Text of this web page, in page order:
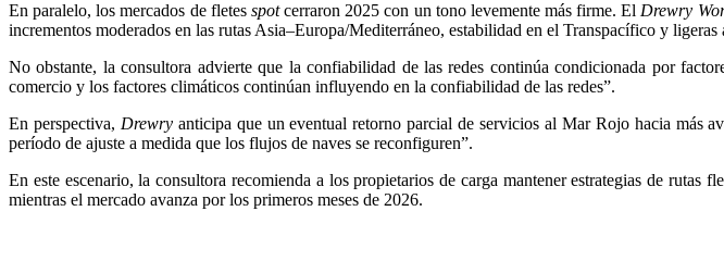
En paralelo, los mercados de fletes spotcerraron 2025 con un tono levemente más firme. El Drewry
incrementos moderados en las rutas Asia–Europa/Mediterráneo, estabilidad en el Transpacífico y ligeras
No obstante, la consultora advierte que la confiabilidad de las redes continúa condicionada por
comercio y los factores climáticos continúan influyendo en la confiabilidad de las redes”.
En perspectiva, Drewryanticipa que un eventual retorno parcial de servicios al Mar Rojo hacia más
período de ajuste a medida que los flujos de naves se reconfiguren”.
En este escenario, la consultora recomienda a los propietarios de carga mantener estrategias de
mientras el mercado avanza por los primeros meses de 2026.